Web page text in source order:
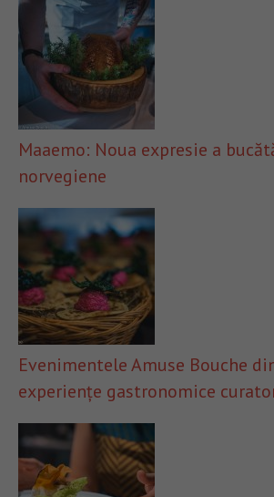
Maaemo: Noua expresie a
norvegiene
Evenimentele Amuse Bouche
experiențe gastronomice